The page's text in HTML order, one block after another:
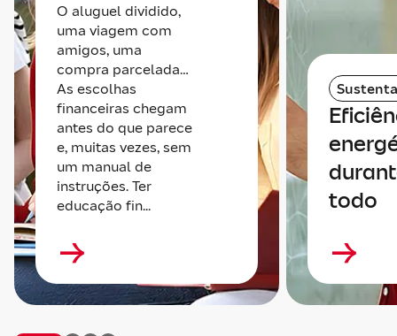
O aluguel dividido,
uma viagem com
amigos, uma
compra parcelada…
As escolhas
financeiras chegam
antes do que parece
e, muitas vezes, sem
um manual de
instruções. Ter
educação fin...
todo